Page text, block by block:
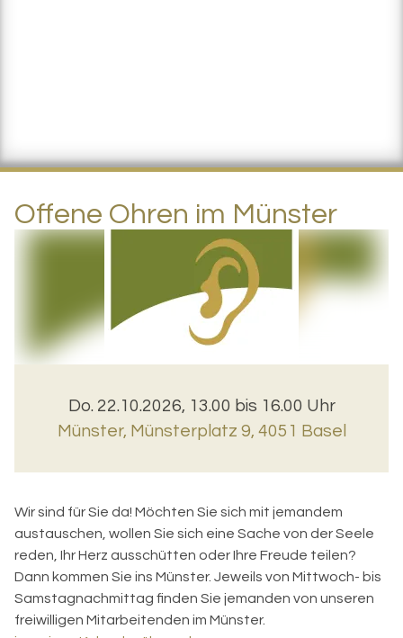
Offene Ohren im Münster
Do. 22.10.2026, 13.00 bis 16.00 Uhr
Münster, Münsterplatz 9, 4051 Basel
Wir sind für Sie da! Möchten Sie sich mit jemandem
austauschen, wollen Sie sich eine Sache von der Seele
reden, Ihr Herz ausschütten oder Ihre Freude teilen?
Dann kommen Sie ins Münster. Jeweils von Mittwoch- bis
Samstagnachmittag finden Sie jemanden von unseren
freiwilligen Mitarbeitenden im Münster.